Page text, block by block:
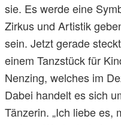
sie. Es werde eine
Zirkus und Artistik
sein. Jetzt gerade
einem Tanzstück für
Nenzing, welches im
Dabei handelt es sich
Tänzerin. „Ich liebe es,